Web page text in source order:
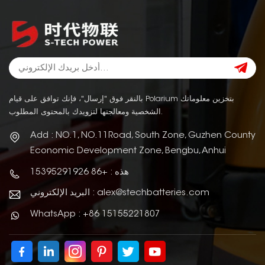
بالنقر فوق "إرسال"، فإنك توافق على قيام Polarium بتخزين معلوماتك
الشخصية ومعالجتها لتزويدك بالمحتوى المطلوب.
Add : NO.1, NO.11Road, South Zone, Guzhen County
Economic Development Zone, Bengbu, Anhui
هذه : +86 15395291926
البريد الإلكتروني : alex@stechbatteries.com
WhatsApp : +86 15155221807